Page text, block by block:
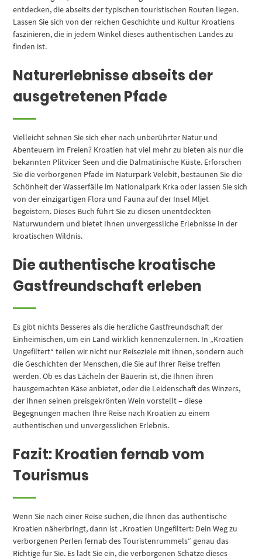
entdecken, die abseits der typischen touristischen Routen liegen.
Lassen Sie sich von der reichen Geschichte und Kultur Kroatiens
faszinieren, die in jedem Winkel dieses authentischen Landes zu
finden ist.
Naturerlebnisse abseits der
ausgetretenen Pfade
Vielleicht sehnen Sie sich eher nach unberührter Natur und
Abenteuern im Freien? Kroatien hat viel mehr zu bieten als nur die
bekannten Plitvicer Seen und die Dalmatinische Küste. Erforschen
Sie die verborgenen Pfade im Naturpark Velebit, bestaunen Sie die
Schönheit der Wasserfälle im Nationalpark Krka oder lassen Sie sich
von der einzigartigen Flora und Fauna auf der Insel Mljet
begeistern. Dieses Buch führt Sie zu diesen unentdeckten
Naturwundern und bietet Ihnen unvergessliche Erlebnisse in der
kroatischen Wildnis.
Die authentische kroatische
Gastfreundschaft erleben
Es gibt nichts Besseres als die herzliche Gastfreundschaft der
Einheimischen, um ein Land wirklich kennenzulernen. In „Kroatien
Ungefiltert“ teilen wir nicht nur Reiseziele mit Ihnen, sondern auch
die Geschichten der Menschen, die Sie auf Ihrer Reise treffen
werden. Ob es das Lächeln der Bäuerin ist, die Ihnen ihren
hausgemachten Käse anbietet, oder die Leidenschaft des Winzers,
der Ihnen seinen preisgekrönten Wein vorstellt – diese
Begegnungen machen Ihre Reise nach Kroatien zu einem
authentischen und unvergesslichen Erlebnis.
Fazit: Kroatien fernab vom
Tourismus
Wenn Sie nach einer Reise suchen, die Ihnen das authentische
Kroatien näherbringt, dann ist „Kroatien Ungefiltert: Dein Weg zu
verborgenen Perlen fernab des Touristenrummels“ genau das
Richtige für Sie. Es lädt Sie ein, die verborgenen Schätze dieses